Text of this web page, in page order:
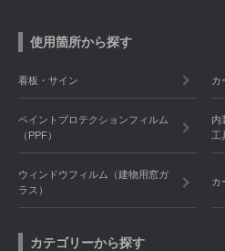
使用箇所から探す
看板・サイン カ
ペイントプロテクションフィルム
（PPF）
内
工
ウィンドウフィルム（建物用窓ガ
ラス）
カ
カテゴリーから探す